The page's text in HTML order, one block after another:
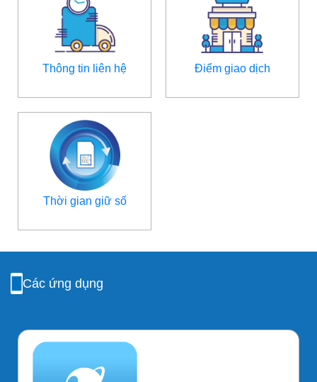
Thông tin liên hệ Điểm giao dịch
Thời gian giữ số
Các ứng dụng